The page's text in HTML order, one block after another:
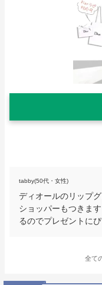
tabby(50代・女性)
ディオールのリップ
ショッパーもつきま
るのでプレゼントにぴ
全て